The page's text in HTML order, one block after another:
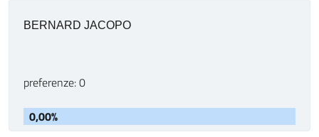
BERNARD JACOPO
preferenze: 0
0,00%